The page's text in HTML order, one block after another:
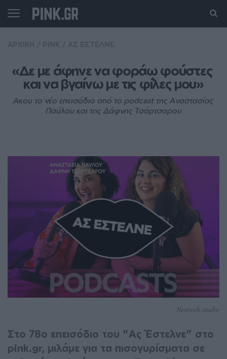
«Δε με άφηνε να φοράω φούστες
και να βγαίνω με τις φίλες μου»
Ακου το νέο επεισόδιο από το podcast της Αναστασίας
Παύλου και της Δάφνης Τσάρτσαρου
Nextweb studio
Στο 78ο επεισόδιο του "Ας Έστελνε" στο
pink.gr, μιλάμε για τα πισογυρίσματα σε